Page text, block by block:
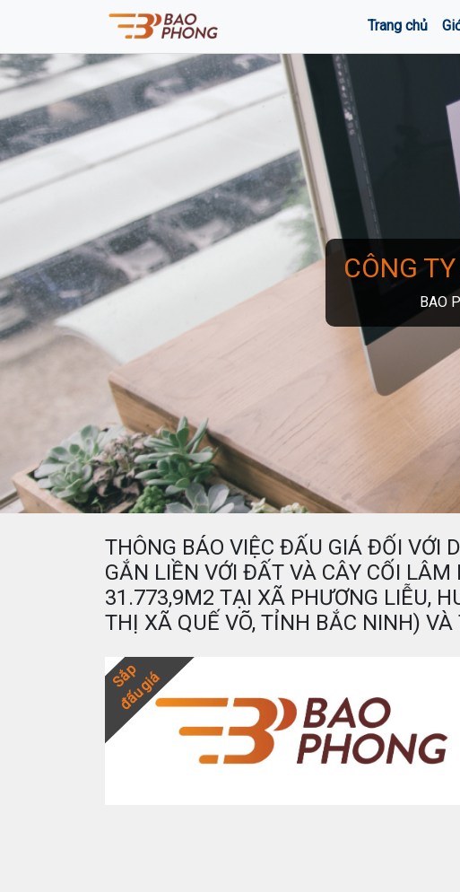
Trang chủ
CÔNG
BAO
THÔNG BÁO VIỆC ĐẤU GIÁ ĐỐI VỚI
GẮN LIỀN VỚI ĐẤT VÀ CÂY CỐI
31.773,9M2 TẠI XÃ PHƯƠNG LIỄU,
THỊ XÃ QUẾ VÕ, TỈNH BẮC NINH)
Sắp
đấu giá